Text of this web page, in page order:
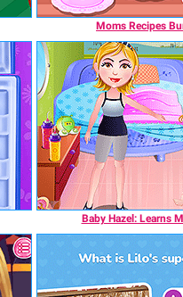
Moms Recipes
Baby Hazel: Learns